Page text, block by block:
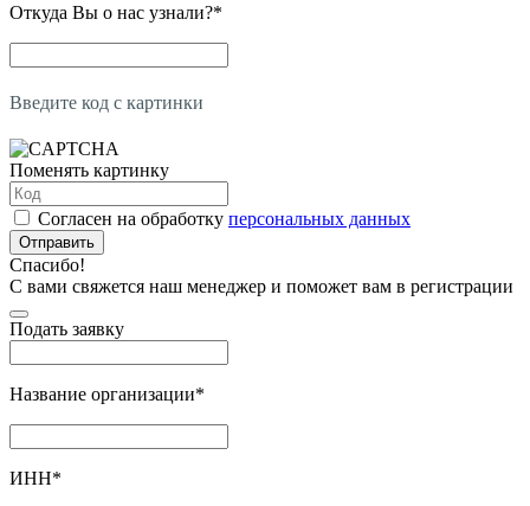
Откуда Вы о нас узнали?*
Введите код с картинки
Поменять картинку
Согласен на обработку персональных данных
Отправить
Спасибо!
С вами свяжется наш менеджер и поможет вам в регистрации
Подать заявку
Название организации*
ИНН*